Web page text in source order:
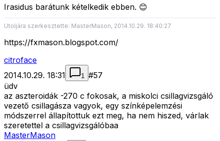
Irasidus barátunk kételkedik ebben. 😊
Utoljára szerkesztette: MasterMason, 2014.10.29. 18:40:27
https://fxmason.blogspot.com/
citroface
2014.10.29. 18:31
1 #57
üdv
az aszteroidák -270 c fokosak, a miskolci csillagvizsgáló
vezető csillagásza vagyok, egy színképelemzési
módszerrel állapítottuk ezt meg, ha nem hiszed, várlak
szeretettel a csillagvizsgálóbaa
MasterMason